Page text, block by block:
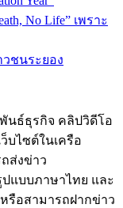
No Life” เพราะ
วชนระยอง
พันธ์ธุรกิจ คลิปวิดีโอ
บไซต์ในเครือ
ถส่งข่าว
แบบภาษาไทย และ
หรือสามารถฝากข่าว